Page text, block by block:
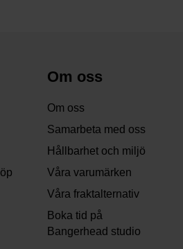
Om oss
Om oss
Samarbeta med oss
Hållbarhet och miljö
Våra varumärken
Våra fraktalternativ
Boka tid på
Bangerhead studio